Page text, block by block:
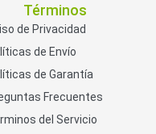
Términos
de Privacidad
de Envío
de Garantía
Frecuentes
del Servicio